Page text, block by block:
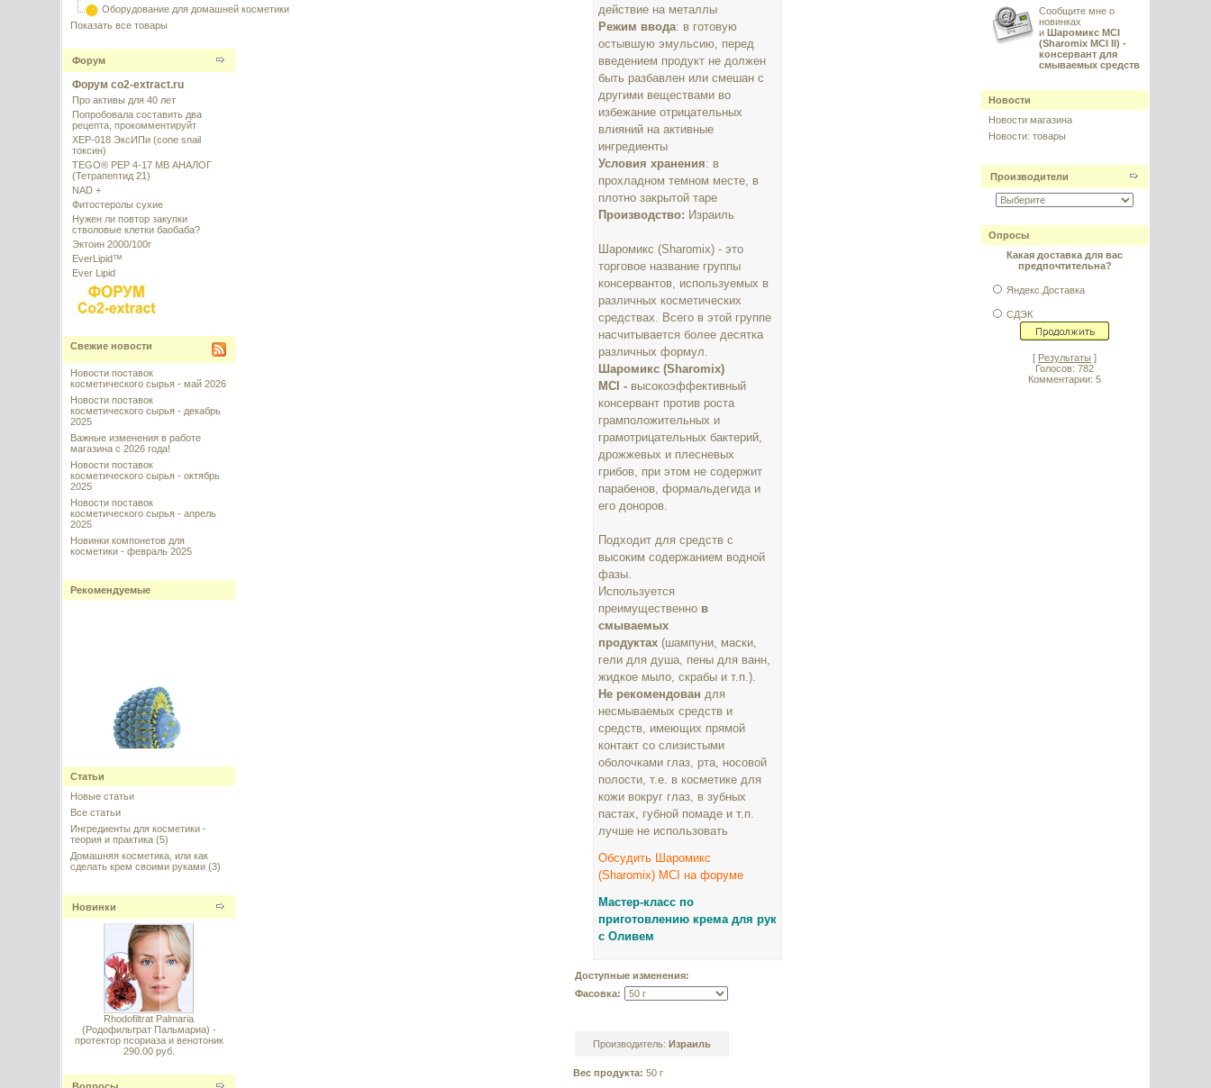
Оборудование для домашней косметики
Показать все товары
Форум
Форум co2-extract.ru
Про активы для 40 лет
Попробовала составить два
рецепта, прокомментируйт
XEP-018 ЭксИПи (cone snail
токсин)
TEGO® PEP 4-17 MB АНАЛОГ
(Тетрапептид 21)
NAD +
Фитостеролы сухие
Нужен ли повтор закупки
стволовые клетки баобаба?
Эктоин 2000/100г
EverLipid™
Ever Lipid
Свежие новости
Новости поставок
косметического сырья - май 2026
Новости поставок
косметического сырья - декабрь
2025
Важные изменения в работе
магазина с 2026 года!
Новости поставок
косметического сырья - октябрь
2025
Новости поставок
косметического сырья - апрель
2025
Новинки компонетов для
косметики - февраль 2025
Рекомендуемые
сферулиты с церамидами для
восстановления и питания
волос, 10%
---------
Статьи
Новые статьи
Все статьи
Ингредиенты для косметики -
теория и практика(5)
Домашняя косметика, или как
сделать крем своими руками(3)
Новинки
Rhodofiltrat Palmaria
(Родофильтрат Пальмариа) -
протектор псориаза и венотоник
290.00 руб.
действие на металлы
Режим ввода: в готовую
остывшую эмульсию, перед
введением продукт не должен
быть разбавлен или смешан с
другими веществами во
избежание отрицательных
влияний на активные
ингредиенты
Условия хранения: в
прохладном темном месте, в
плотно закрытой таре
Производство: Израиль
Шаромикс (Sharomix) - это
торговое название группы
консервантов, используемых в
различных косметических
средствах. Всего в этой группе
насчитывается более десятка
различных формул.
Шаромикс (Sharomix)
MCI -высокоэффективный
консервант против роста
грамположительных и
грамотрицательных бактерий,
дрожжевых и плесневых
грибов, при этом не содержит
парабенов, формальдегида и
его доноров.
Подходит для средств с
высоким содержанием водной
фазы.
Используется
преимущественно в
смываемых
продуктах(шампуни, маски,
гели для душа, пены для ванн,
жидкое мыло, скрабы и т.п.).
Не рекомендован для
несмываемых средств и
средств, имеющих прямой
контакт со слизистыми
оболочками глаз, рта, носовой
полости, т.е. в косметике для
кожи вокруг глаз, в зубных
пастах, губной помаде и т.п.
лучше не использовать
Обсудить Шаромикс
(Sharomix) MCI на форуме
Мастер-класс по
приготовлению крема для рук
с Оливем
Доступные изменения:
Фасовка:
Производитель: Израиль
Вес продукта: 50 г
Сообщите мне о
новинках
и Шаромикс MCI
(Sharomix MCI II) -
консервант для
смываемых средств
Новости
Новости магазина
Новости: товары
Производители
Опросы
Какая доставка для вас
предпочтительна?
Яндекс.Доставка
СДЭК
[ Результаты ]
Голосов: 782
Комментарии: 5